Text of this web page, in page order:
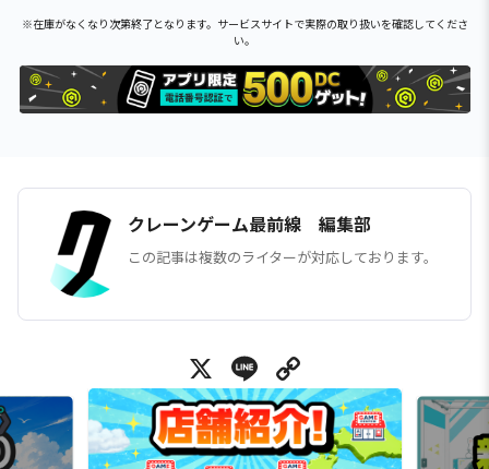
※在庫がなくなり次第終了となります。サービスサイトで実際の取り扱いを確認してくださ
い。
クレーンゲーム最前線 編集部
この記事は複数のライターが対応しております。
X Line